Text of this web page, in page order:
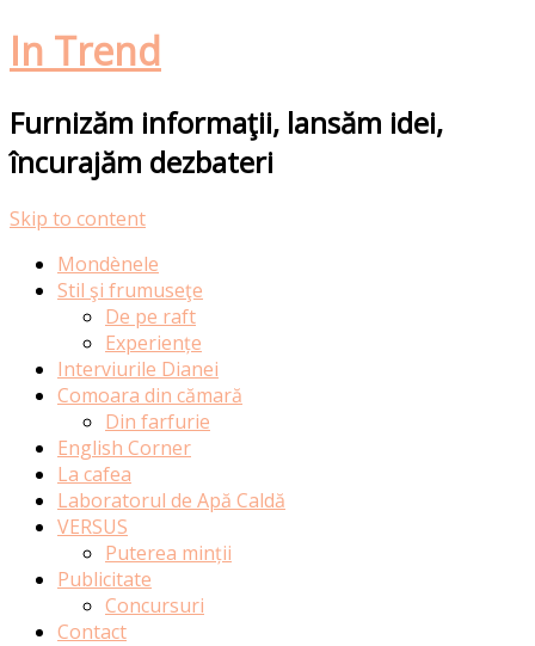
In Trend
Furnizăm informaţii, lansăm idei,
încurajăm dezbateri
Skip to content
Mondènele
Stil şi frumuseţe
De pe raft
Experiențe
Interviurile Dianei
Comoara din cămară
Din farfurie
English Corner
La cafea
Laboratorul de Apă Caldă
VERSUS
Puterea minții
Publicitate
Concursuri
Contact